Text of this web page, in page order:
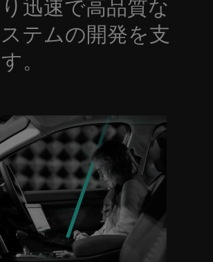
迅速で高品質な
テムの開発を支
。